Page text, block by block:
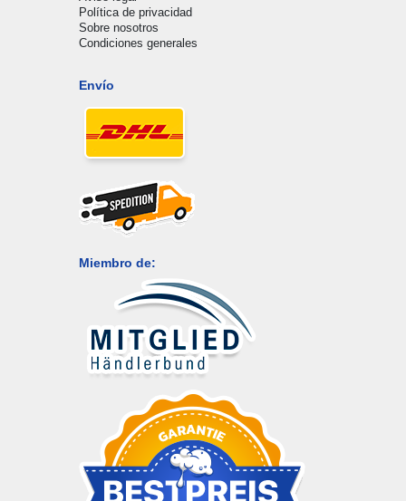
Política de privacidad
Sobre nosotros
Condiciones generales
Envío
Miembro de: